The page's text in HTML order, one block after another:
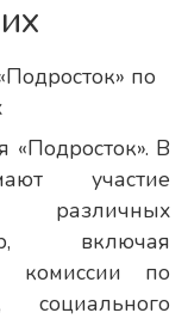
«Подросток». В
участие
включая
комиссии по
социального